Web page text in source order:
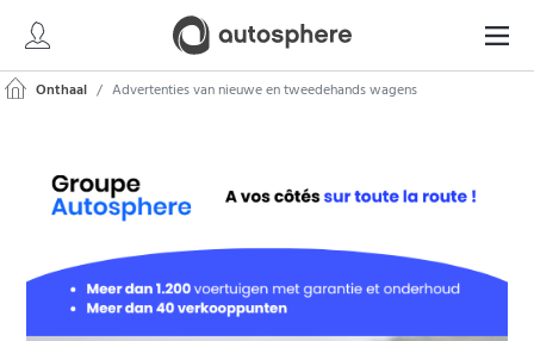
Onthaal Advertenties van nieuwe en tweedehands wagens